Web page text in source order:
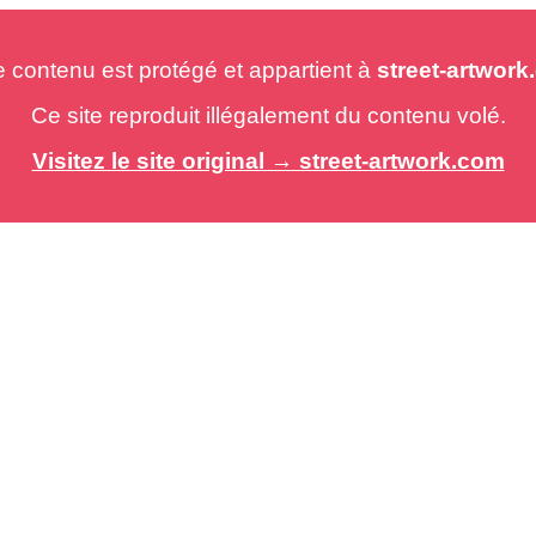
est protégé et appartient à street-
Ce site reproduit illégalement du contenu volé.
Visitez le site original → street-artwork.com